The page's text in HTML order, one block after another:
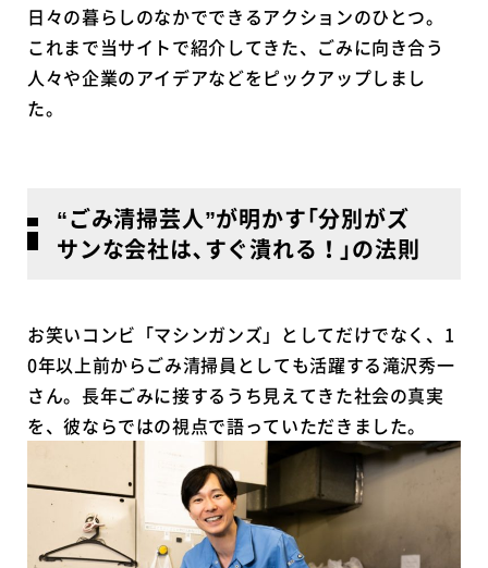
日々の暮らしのなかでできるアクションのひとつ。
これまで当サイトで紹介してきた、ごみに向き合う
人々や企業のアイデアなどをピックアップしまし
た。
“ごみ清掃芸人”が明かす｢分別がズ
サンな会社は､すぐ潰れる！｣の法則
お笑いコンビ「マシンガンズ」としてだけでなく、1
0年以上前からごみ清掃員としても活躍する滝沢秀一
さん。長年ごみに接するうち見えてきた社会の真実
を、彼ならではの視点で語っていただきました。